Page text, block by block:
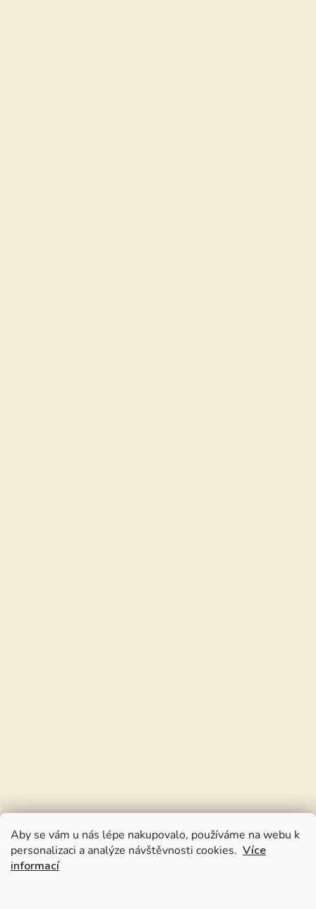
Aby se vám u nás lépe nakupovalo, používáme na webu k
personalizaci a analýze návštěvnosti cookies. Více
informací